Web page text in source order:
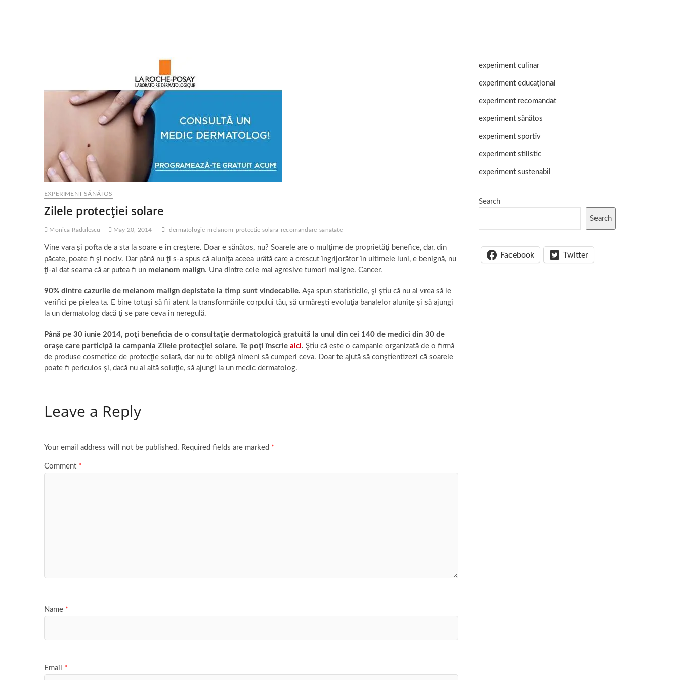
EXPERIMENT SĂNĂTOS
Zilele protecţiei solare
Monica Radulescu May 20, 2014 dermatologie melanom protectie solara recomandare sanatate
Vine vara şi pofta de a sta la soare e în creştere. Doar e sănătos, nu? Soarele are o mulţime de proprietăţi benefice, dar, din
păcate, poate fi şi nociv. Dar până nu ţi s-a spus că aluniţa aceea urâtă care a crescut îngrijorător în ultimele luni, e benignă, nu
ţi-ai dat seama că ar putea fi un melanom malign. Una dintre cele mai agresive tumori maligne. Cancer.
90% dintre cazurile de melanom malign depistate la timp sunt vindecabile. Aşa spun statisticile, şi ştiu că nu ai vrea să le
verifici pe pielea ta. E bine totuşi să fii atent la transformările corpului tău, să urmăreşti evoluţia banalelor aluniţe şi să ajungi
la un dermatolog dacă ţi se pare ceva în neregulă.
Până pe 30 iunie 2014, poţi beneficia de o consultaţie dermatologică gratuită la unul din cei 140 de medici din 30 de
oraşe care participă la campania Zilele protecţiei solare. Te poţi înscrie aici. Ştiu că este o campanie organizată de o firmă
de produse cosmetice de protecţie solară, dar nu te obligă nimeni să cumperi ceva. Doar te ajută să conştientizezi că soarele
poate fi periculos şi, dacă nu ai altă soluţie, să ajungi la un medic dermatolog.
Leave a Reply
Your email address will not be published. Required fields are marked *
Comment *
Name *
Email *
experiment culinar
experiment educațional
experiment recomandat
experiment sănătos
experiment sportiv
experiment stilistic
experiment sustenabil
Search
Search
Facebook Twitter